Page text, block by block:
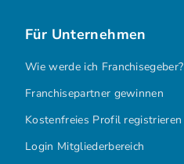
Für Unternehmen
Wie werde ich Franchisegeber?
Franchisepartner gewinnen
Kostenfreies Profil registrieren
Login Mitgliederbereich